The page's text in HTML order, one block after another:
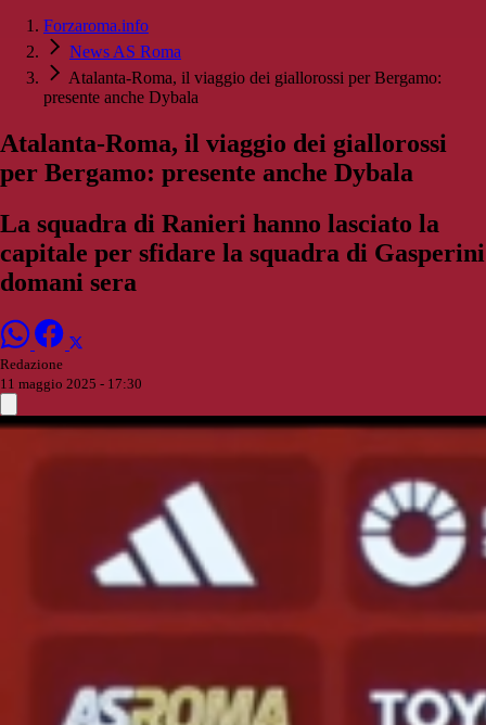
Forzaroma.info
News AS Roma
Atalanta-Roma, il viaggio dei giallorossi per Bergamo:
presente anche Dybala
Atalanta-Roma, il viaggio dei giallorossi
per Bergamo: presente anche Dybala
La squadra di Ranieri hanno lasciato la
capitale per sfidare la squadra di Gasperini
domani sera
Redazione
11 maggio 2025 - 17:30